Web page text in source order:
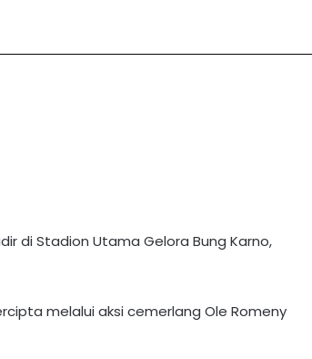
di Stadion Utama Gelora Bung Karno,
melalui aksi cemerlang Ole Romeny